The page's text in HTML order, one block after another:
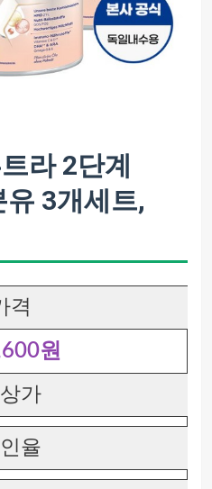
라 2단계
3개세트,
격
원
가
율